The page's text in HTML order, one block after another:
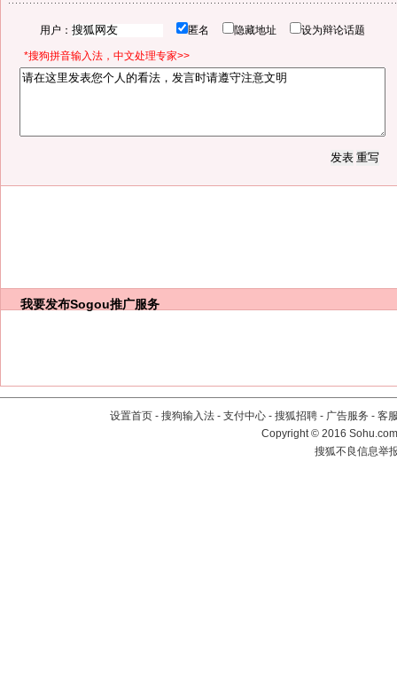
用户： 匿名 隐藏地址 设为辩论话题
*搜狗拼音输入法，中文处理专家>>
我要发布Sogou推广服务
设置首页 - 搜狗输入法 - 支付中心 - 搜狐招聘 - 广告服务 - 客
Copyright©2016
搜狐不良信息举